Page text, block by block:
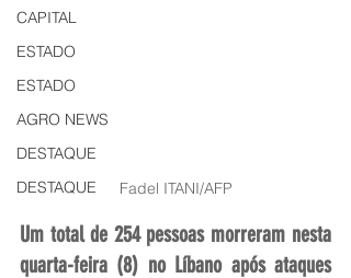
CAPITAL
ESTADO
ESTADO
AGRO NEWS
DESTAQUE
DESTAQUE
Fadel ITANI/AFP
Um total de 254 pessoas morreram nesta
quarta-feira (8) no Líbano após ataques